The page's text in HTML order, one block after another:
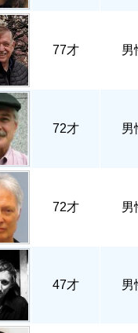
77才 男
72才 男
72才 男
47才 男